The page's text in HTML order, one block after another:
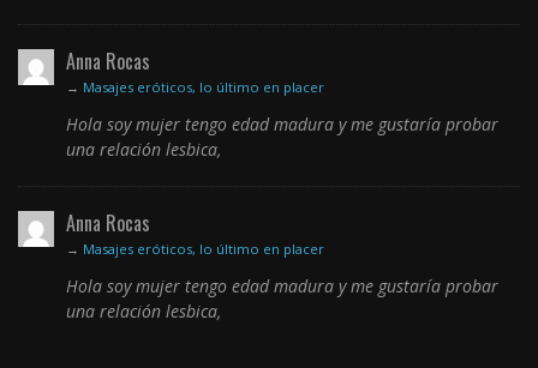
Anna Rocas
→ Masajes eróticos, lo último en placer
Hola soy mujer tengo edad madura y me gustaría probar
una relación lesbica,
Anna Rocas
→ Masajes eróticos, lo último en placer
Hola soy mujer tengo edad madura y me gustaría probar
una relación lesbica,